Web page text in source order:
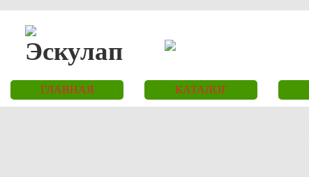
ГЛАВНАЯ КАТАЛОГ